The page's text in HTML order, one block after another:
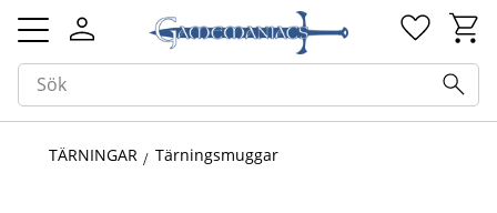
Meny
TÄRNINGAR Tärningsmuggar